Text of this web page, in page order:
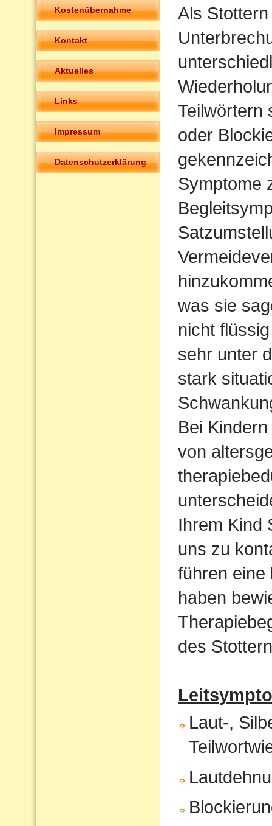
Kostenübernahme
Kontakt
Aktuelles
Links
Impressum
Datenschutzerklärung
Als
Teilwörtern
oder
Symptome
was sie
nicht
sehr unter
stark
Bei
von
Ihrem Kind
uns zu
führen eine
haben
des
Laut-,